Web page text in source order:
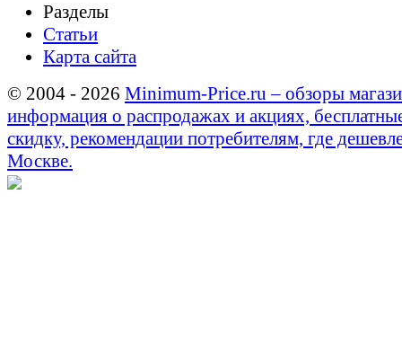
Разделы
Статьи
Карта сайта
© 2004 - 2026 Minimum-Price.ru – обзоры
информация о распродажах и акциях,
скидку, рекомендации потребителям, где
Москве.